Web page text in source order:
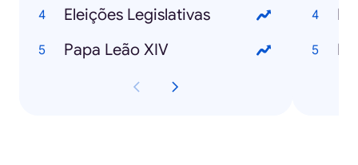
Eleições Legislativas
Papa Leão XIV
IA
IA